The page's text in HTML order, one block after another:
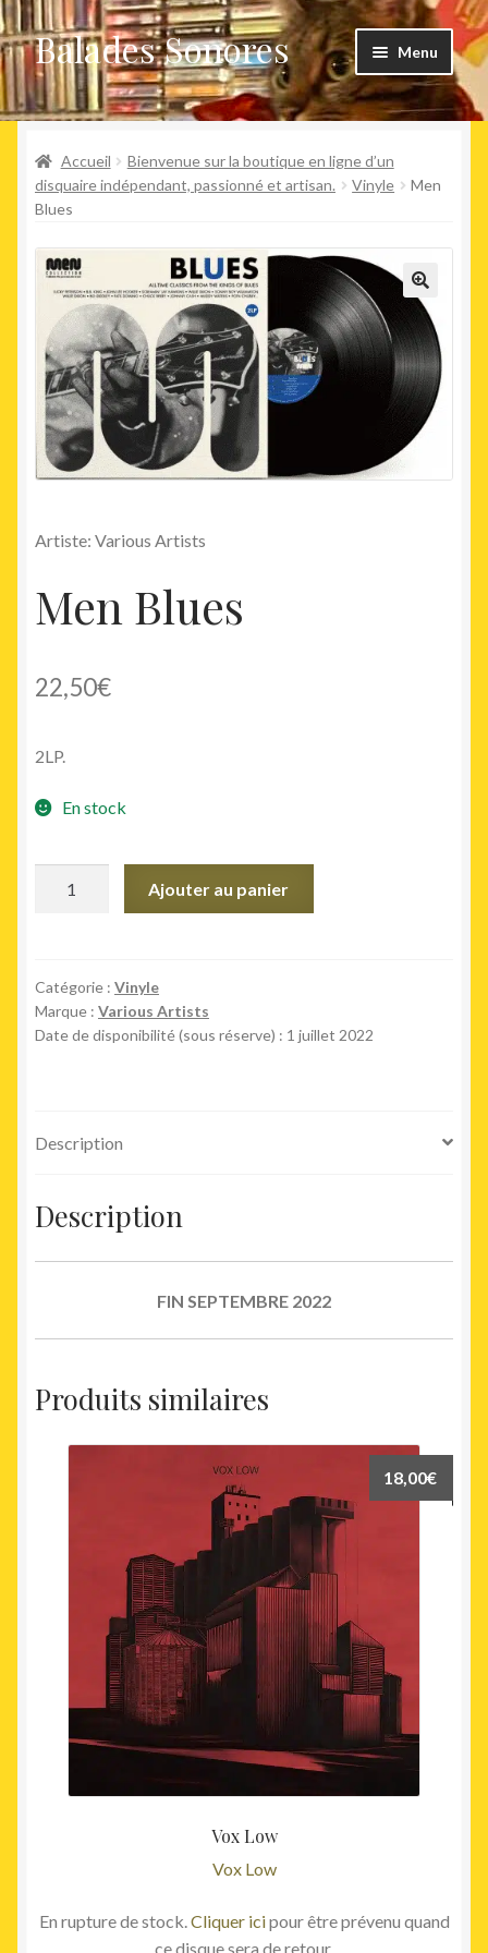
Aller
à
la
navigation
Aller
au
contenu
Balades Sonores Menu
Boutique
Nouveaux arrivages
le
Précommandes
Agenda
Accueil
Bienvenue sur la boutique en ligne d’un
disquaire indépendant, passionné et artisan.
Vinyle
Men
Blues
🔍
Artiste: Various Artists
Men Blues
22,50€
2LP.
En stock
Ajouter au panier
Catégorie : Vinyle
Marque : Various Artists
Date de disponibilité (sous réserve) : 1 juillet 2022
Description
Description
FIN SEPTEMBRE 2022
Produits similaires
Vox Low
Vox Low
18,00€
En rupture de stock.Cliquer icipour être prévenu quand
ce disque sera de retour.